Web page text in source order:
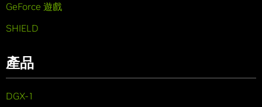
GeForce 遊戲
SHIELD
產品
DGX-1